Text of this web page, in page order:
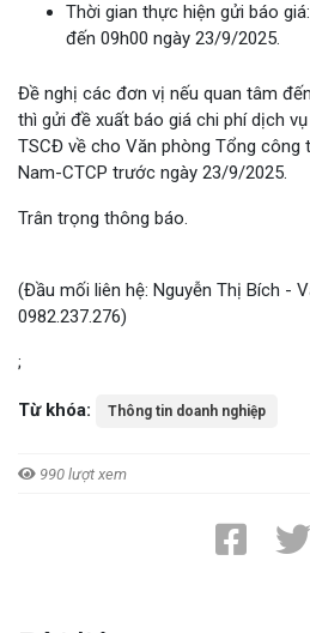
Thời gian thực hiện gửi báo
đến 09h00 ngày 23/9/2025.
Đề nghị các đơn vị nếu quan tâm
thì gửi đề xuất báo giá chi phí dịch
TSCĐ về cho Văn phòng Tổng công
Nam-CTCP trước ngày 23/9/2025.
Trân trọng thông báo.
(Đầu mối liên hệ: Nguyễn Thị Bích -
0982.237.276)
;
Từ khóa: Thông tin doanh nghiệp
990 lượt xem